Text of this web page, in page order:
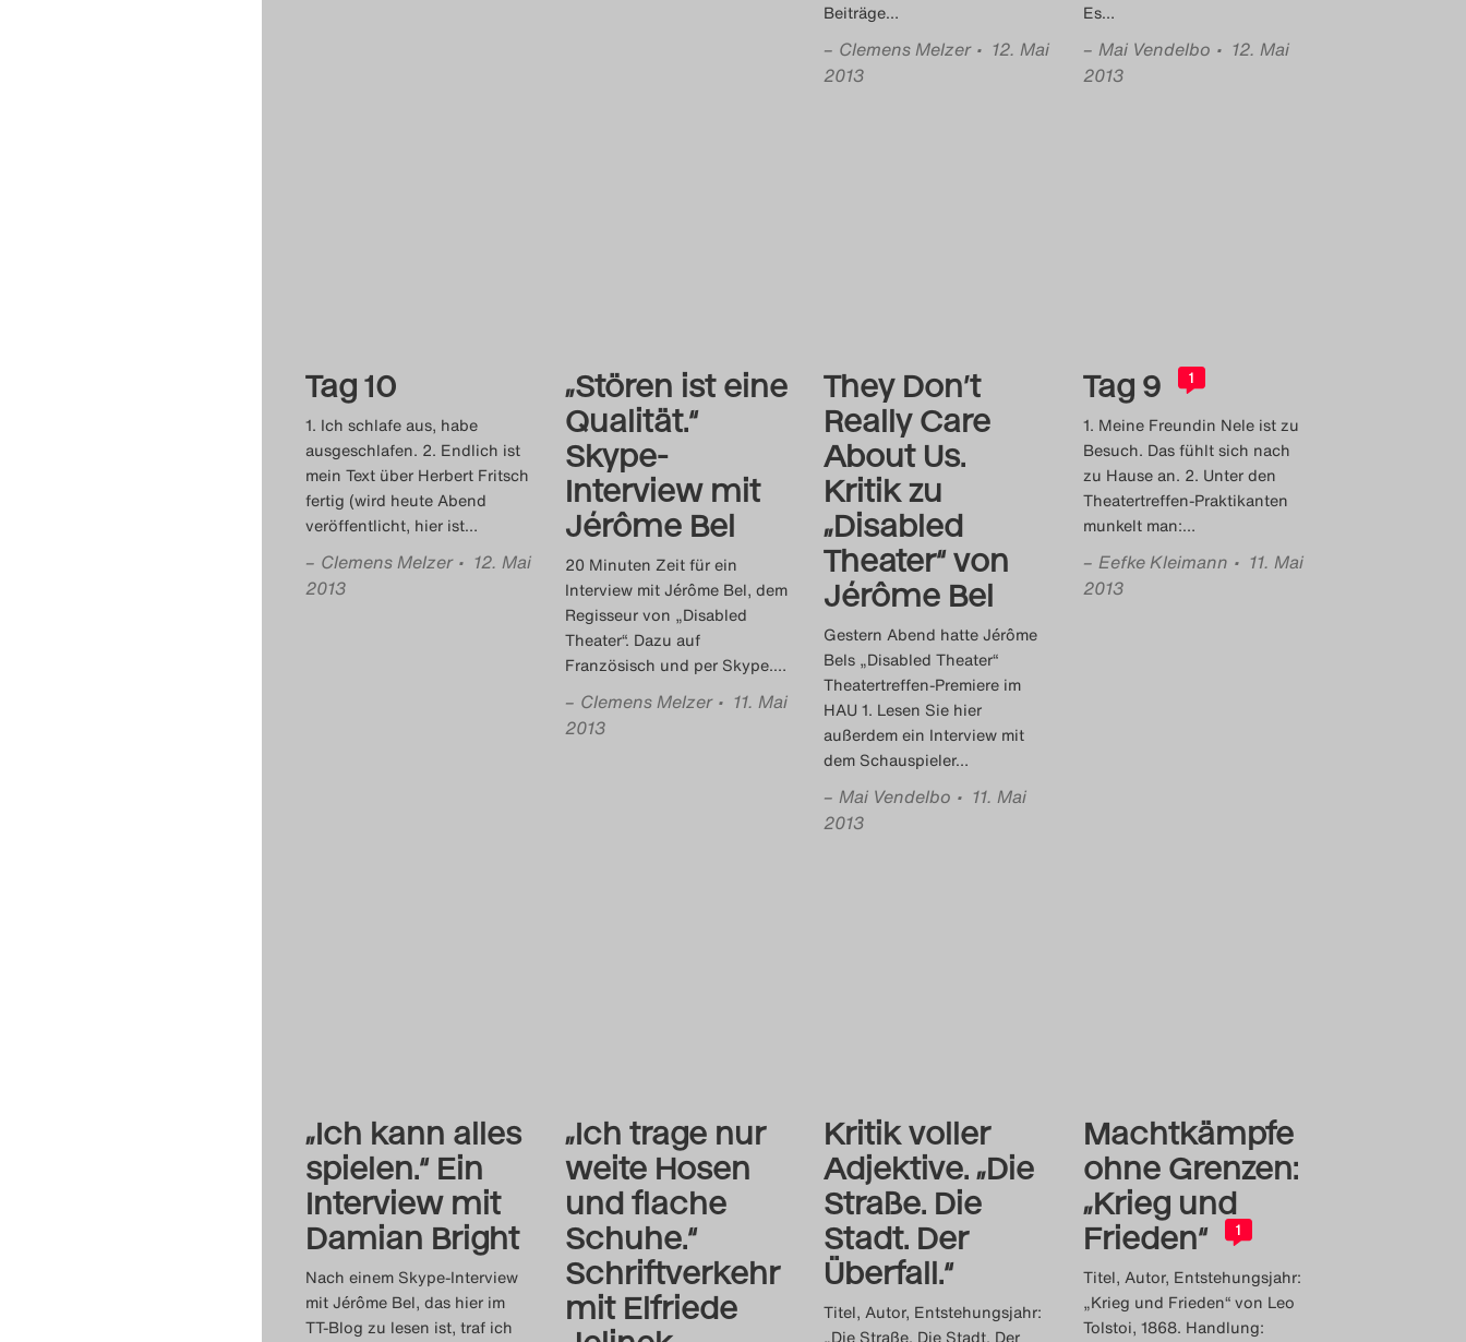
Beiträge…
– Clemens Melzer • 12. Mai
2013
Es…
– Mai Vendelbo • 12. Mai
2013
Tag 10
1. Ich schlafe aus, habe
ausgeschlafen. 2. Endlich ist
mein Text über Herbert Fritsch
fertig (wird heute Abend
veröffentlicht, hier ist…
– Clemens Melzer • 12. Mai
2013
„Stören ist eine
Qualität.“
Skype-
Interview mit
Jérôme Bel
20 Minuten Zeit für ein
Interview mit Jérôme Bel, dem
Regisseur von „Disabled
Theater“. Dazu auf
Französisch und per Skype.…
– Clemens Melzer • 11. Mai
2013
They Don’t
Really Care
About Us.
Kritik zu
„Disabled
Theater“ von
Jérôme Bel
Gestern Abend hatte Jérôme
Bels „Disabled Theater“
Theatertreffen-Premiere im
HAU 1. Lesen Sie hier
außerdem ein Interview mit
dem Schauspieler…
– Mai Vendelbo • 11. Mai
2013
Tag 9 1
1. Meine Freundin Nele ist zu
Besuch. Das fühlt sich nach
zu Hause an. 2. Unter den
Theatertreffen-Praktikanten
munkelt man:…
– Eefke Kleimann • 11. Mai
2013
„Ich kann alles
spielen.“ Ein
Interview mit
Damian Bright
Nach einem Skype-Interview
mit Jérôme Bel, das hier im
TT-Blog zu lesen ist, traf ich
„Ich trage nur
weite Hosen
und flache
Schuhe.“
Schriftverkehr
mit Elfriede
Kritik voller
Adjektive. „Die
Straße. Die
Stadt. Der
Überfall.“
Titel, Autor, Entstehungsjahr:
„Die Straße. Die Stadt. Der
Machtkämpfe
ohne Grenzen:
„Krieg und
Frieden“
1
Titel, Autor, Entstehungsjahr:
„Krieg und Frieden“ von Leo
Tolstoi, 1868. Handlung: